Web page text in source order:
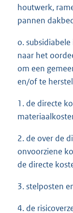
houtwerk,
pannen
o.
naar het
om een
en/of te
1. de directe
2. de over de
onvoorziene
de directe
3. stelposten
4. de